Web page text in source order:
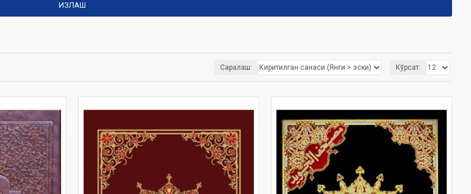
ИЗЛАШ
Саралаш: Кўрсат: